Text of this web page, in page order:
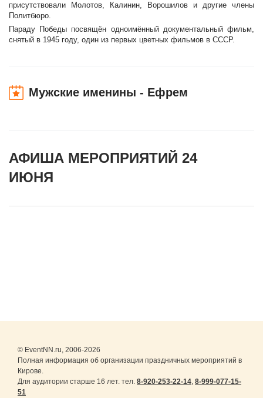
присутствовали Молотов, Калинин, Ворошилов и другие члены
Политбюро.
Параду Победы посвящён одноимённый документальный фильм,
снятый в 1945 году, один из первых цветных фильмов в СССР.
Мужские именины - Ефрем
АФИША МЕРОПРИЯТИЙ 24
ИЮНЯ
© EventNN.ru, 2006-2026
Полная информация об организации праздничных мероприятий в
Кирове.
Для аудитории старше 16 лет. тел. 8-920-253-22-14, 8-999-077-15-
51